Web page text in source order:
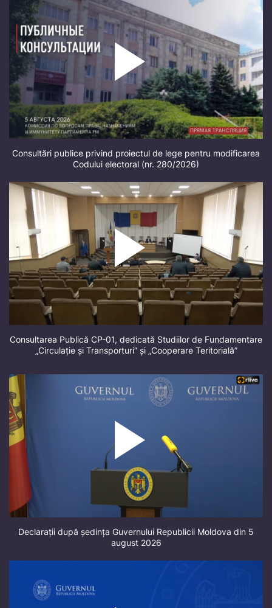
Consultări publice privind proiectul de lege pentru modificarea
Codului electoral (nr. 280/2026)
Consultarea Publică CP-01, dedicată Studiilor de Fundamentare
„Circulație și Transporturi” și „Cooperare Teritorială”
Declarații după ședința Guvernului Republicii Moldova din 5
august 2026